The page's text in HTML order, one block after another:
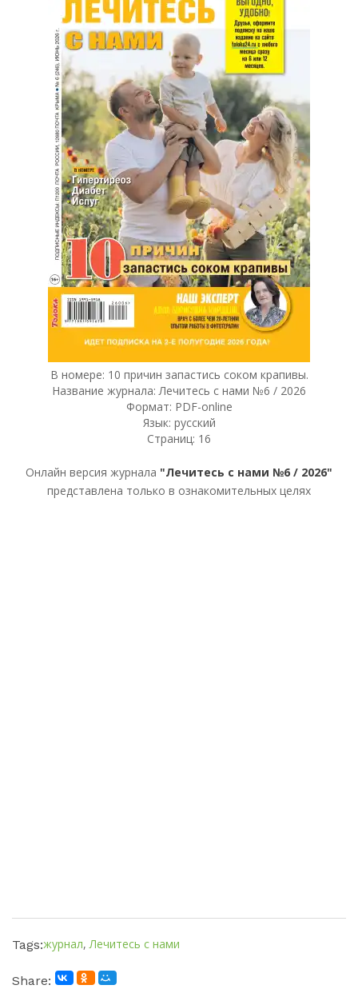
В номере: 10 причин запастись соком крапивы.
Название журнала: Лечитесь с нами №6 / 2026
Формат: PDF-online
Язык: русский
Страниц: 16
Онлайн версия журнала "Лечитесь с нами №6 / 2026"
представлена только в ознакомительных целях
Tags:журнал,Лечитесь с нами
Share: